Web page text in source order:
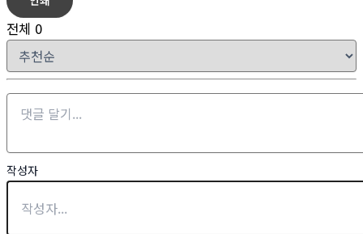
전체 0
작성자